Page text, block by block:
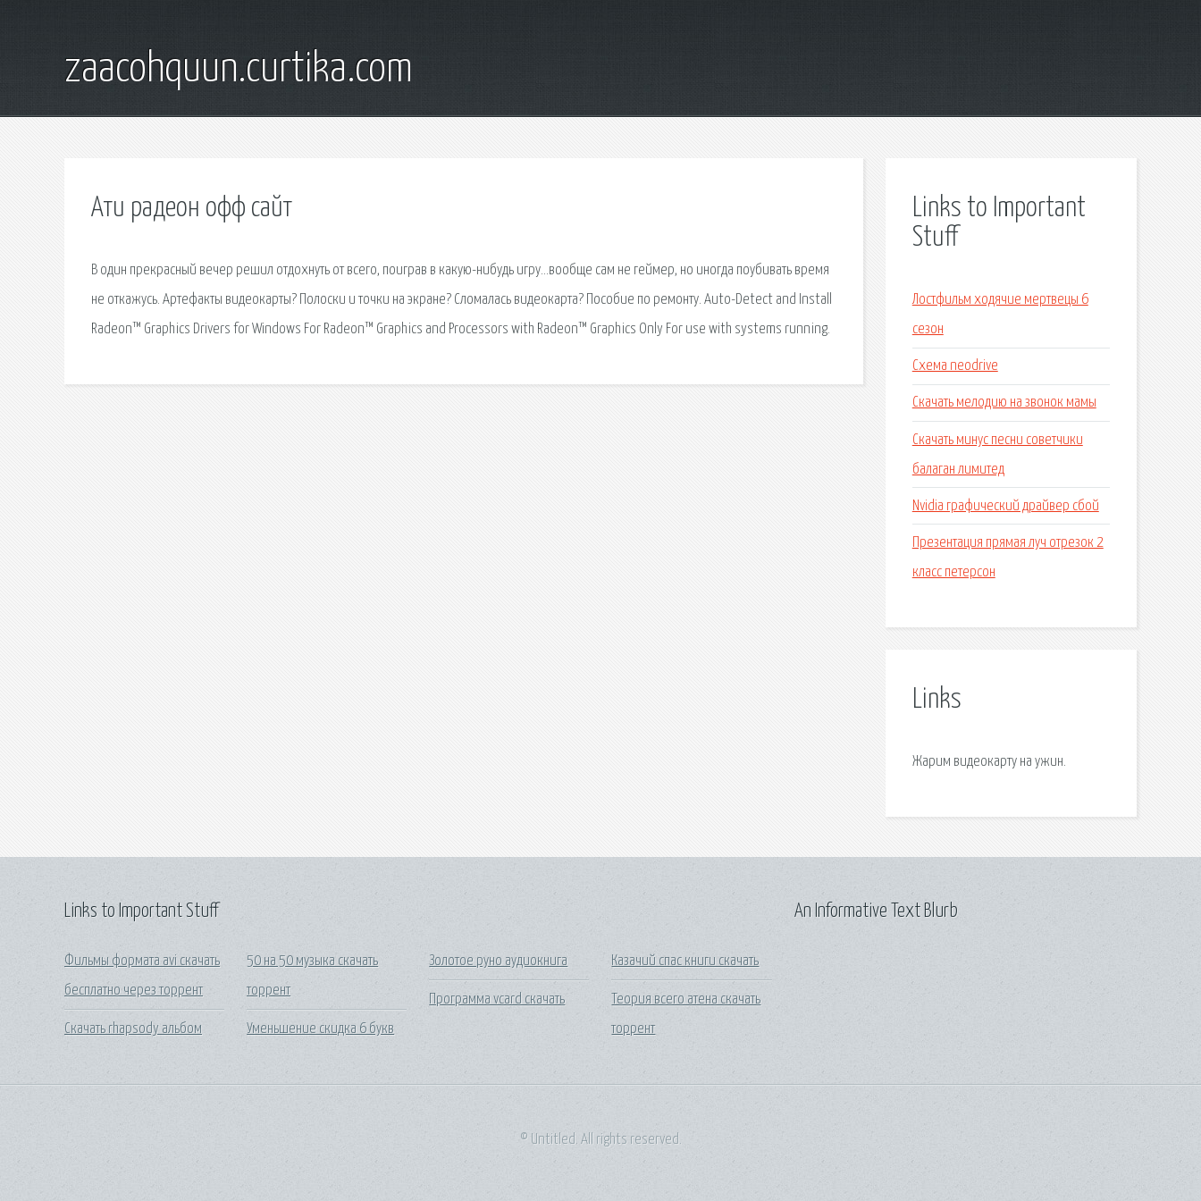
zaacohquun.curtika.com
Ати радеон офф сайт
В один прекрасный вечер решил отдохнуть от всего, поиграв в какую-нибудь игру…вообще сам не геймер, но иногда поубивать время
не откажусь. Артефакты видеокарты? Полоски и точки на экране? Сломалась видеокарта? Пособие по ремонту. Auto-Detect and Install
Radeon™ Graphics Drivers for Windows For Radeon™ Graphics and Processors with Radeon™ Graphics Only For use with systems running.
Links to Important
Stuff
Лостфильм ходячие мертвецы 6
сезон
Схема neodrive
Скачать мелодию на звонок мамы
Скачать минус песни советчики
балаган лимитед
Nvidia графический драйвер сбой
Презентация прямая луч отрезок 2
класс петерсон
Links
Жарим видеокарту на ужин.
Links to Important Stuff
Фильмы формата avi скачать
бесплатно через торрент
Скачать rhapsody альбом
50 на 50 музыка скачать
торрент
Уменьшение скидка 6 букв
Золотое руно аудиокнига
Программа vcard скачать
Казачий спас книги скачать
Теория всего атена скачать
торрент
An Informative Text Blurb
© Untitled. All rights reserved.